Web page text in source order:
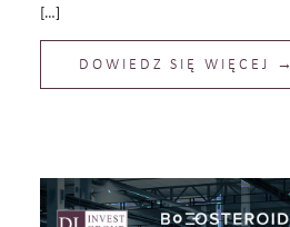
[…]
DOWIEDZ SIĘ WIĘCEJ →